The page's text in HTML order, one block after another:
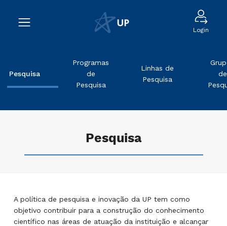
Login
Pesquisa
Programas
de
Pesquisa
Linhas de
Pesquisa
de
Pesquisa
A política de pesquisa e inovação da UP tem como
objetivo contribuir para a construção do conhecimento
científico nas áreas de atuação da instituição e alcançar